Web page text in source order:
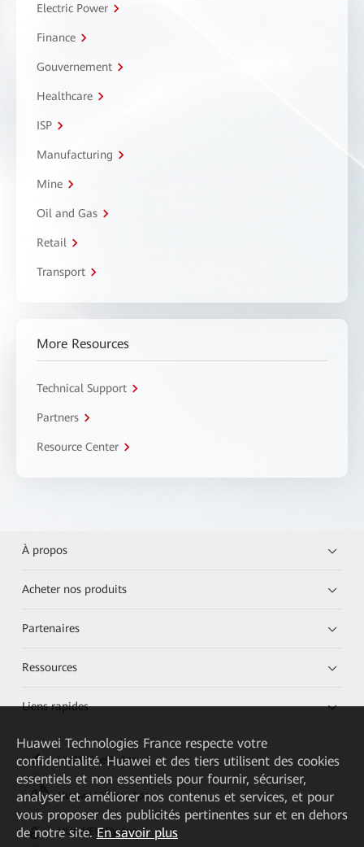
Electric Power
Finance
Gouvernement
Healthcare
ISP
Manufacturing
Mine
Oil and Gas
Retail
Transport
More Resources
Technical Support
Partners
Resource Center
À propos
Acheter nos produits
Partenaires
Ressources
Liens rapides
HUAWEI eKit App
Huawei HiKnow App
HUAWEI eFly App
Huawei Technologies France respecte votre
confidentialité. Huawei et des tiers utilisent des cookies
essentiels et non essentiels pour fournir, sécuriser,
analyser et améliorer nos contenus et services, et pour
vous proposer des publicités pertinentes sur et en dehors
de notre site. En savoir plus